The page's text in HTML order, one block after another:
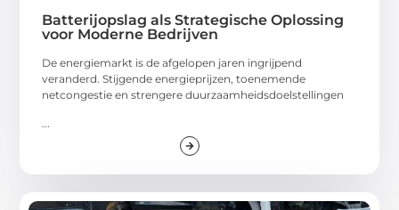
Batterijopslag als Strategische Oplossing
voor Moderne Bedrijven
De energiemarkt is de afgelopen jaren ingrijpend
veranderd. Stijgende energieprijzen, toenemende
netcongestie en strengere duurzaamheidsdoelstellingen
...